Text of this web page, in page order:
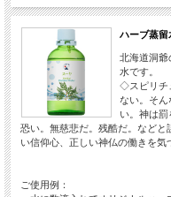
ハーブ蒸
北海道洞爺
水です。
◇スピリチ
ない。そん
い。神は
恐い。無慈悲だ。残酷だ。などと
い信仰心、正しい神仏の働きを気
ご使用例：